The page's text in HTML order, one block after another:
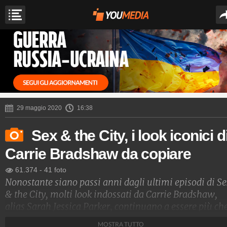
29 maggio 2020 16:38
Sex & the City, i look iconici
Carrie Bradshaw da copiare
61.374 - 41 foto
Nonostante siano passi anni dagli ultimi episodi di
& the City, molti look indossati da Carrie Bradshaw,
alias Sarah Jessica Parker, continuano a essere più
MOSTRA TUTTO